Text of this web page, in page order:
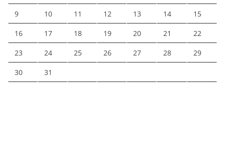
9 10 11 12 13 14 15
16 17 18 19 20 21 22
23 24 25 26 27 28 29
30 31